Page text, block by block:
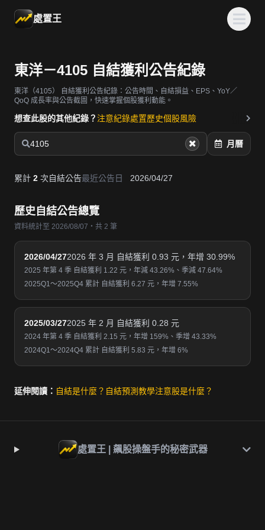
處置王
東洋－4105 自結獲利公告紀錄
東洋（4105）
自結獲利公告紀錄：公告時間、自結損益、EPS、YoY／
QoQ 成長率與公告截圖，快速掌握個股獲利動能。
想查此股的其他紀錄？ 注意紀錄處置歷史個股風險
4105 月曆
累計 2 次自結公告最近公告日 2026/04/27
歷史自結公告總覽
資料統計至 2026/08/07・共 2 筆
2026/04/272026 年 3 月 自結獲利 0.93 元，年增 30.99%
2025 年第 4 季 自結獲利 1.22 元，年減 43.26%、季減 47.64%
2025Q1～2025Q4 累計 自結獲利 6.27 元，年增 7.55%
2025/03/272025 年 2 月 自結獲利 0.28 元
2024 年第 4 季 自結獲利 2.15 元，年增 159%、季增 43.33%
2024Q1～2024Q4 累計 自結獲利 5.83 元，年增 6%
延伸閱讀： 自結是什麼？ 自結預測教學注意股是什麼？
處置王 | 飆股操盤手的秘密武器